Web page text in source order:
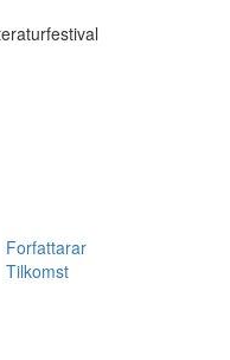
Forfattarar
Tilkomst